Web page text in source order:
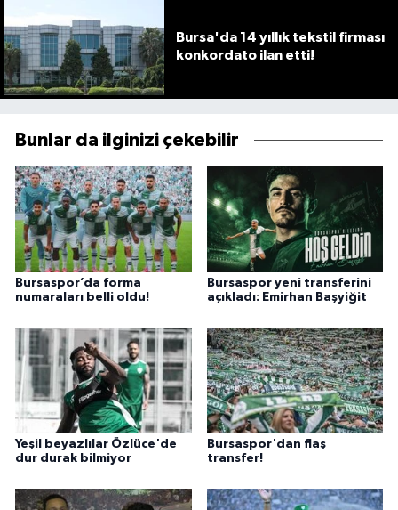
Bursa'da 14 yıllık tekstil firması
konkordato ilan etti!
Bunlar da ilginizi çekebilir
Bursaspor’da forma
numaraları belli oldu!
Bursaspor yeni transferini
açıkladı: Emirhan Başyiğit
Yeşil beyazlılar Özlüce'de
dur durak bilmiyor
Bursaspor'dan flaş
transfer!